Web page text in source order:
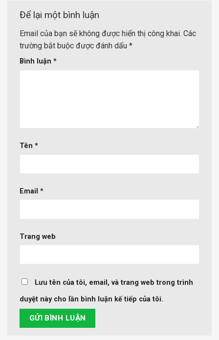
Để lại một bình luận
Email của bạn sẽ không được hiển thị công khai. Các
trường bắt buộc được đánh dấu *
Bình luận *
Tên *
Email *
Trang web
Lưu tên của tôi, email, và trang web trong trình
duyệt này cho lần bình luận kế tiếp của tôi.